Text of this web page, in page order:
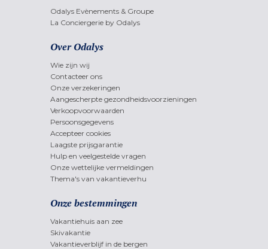
Odalys Evènements & Groupe
La Conciergerie by Odalys
Over Odalys
Wie zijn wij
Contacteer ons
Onze verzekeringen
Aangescherpte gezondheidsvoorzieningen
Verkoopvoorwaarden
Persoonsgegevens
Accepteer cookies
Laagste prijsgarantie
Hulp en veelgestelde vragen
Onze wettelijke vermeldingen
Thema's van vakantieverhu
Onze bestemmingen
Vakantiehuis aan zee
Skivakantie
Vakantieverblijf in de bergen